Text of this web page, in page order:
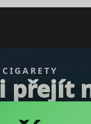
přejít